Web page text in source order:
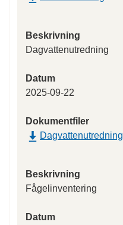
Beskrivning
Dagvattenutredning
Datum
2025-09-22
Dokumentfiler
Dagvattenutredning
Beskrivning
Fågelinventering
Datum